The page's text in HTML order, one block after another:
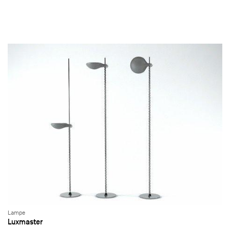
Lampe
Luxmaster